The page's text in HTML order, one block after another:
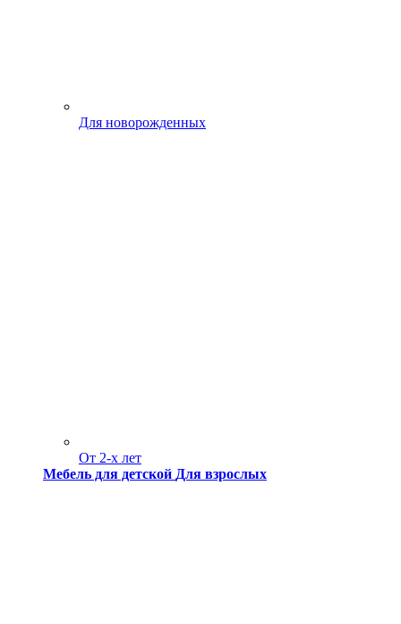
Для новорожденных
От 2-х лет
Мебель для детской Для взрослых